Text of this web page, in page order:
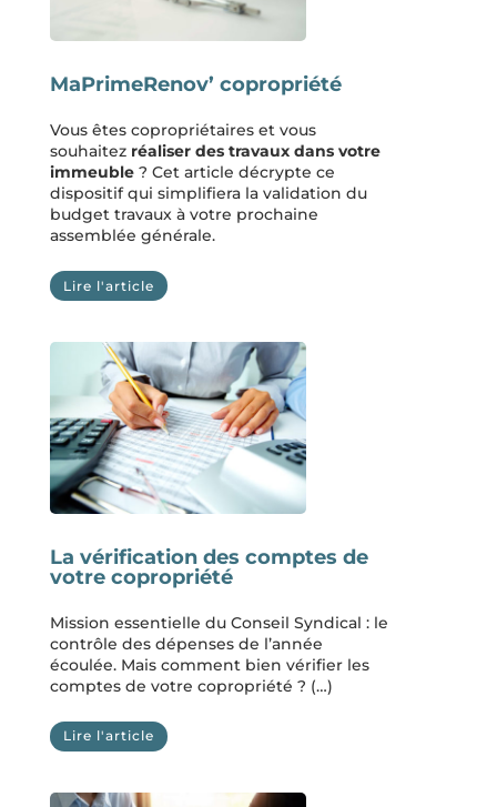
MaPrimeRenov’ copropriété
Vous êtes copropriétaires et vous
souhaitez réaliser des travaux dans votre
immeuble? Cet article décrypte ce
dispositif qui simplifiera la validation du
budget travaux à votre prochaine
assemblée générale.
Lire l'article
La vérification des comptes de
votre copropriété
Mission essentielle du Conseil Syndical : le
contrôle des dépenses de l’année
écoulée. Mais comment bien vérifier les
comptes de votre copropriété ? (…)
Lire l'article